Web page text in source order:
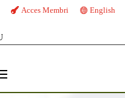
Acces Membri English